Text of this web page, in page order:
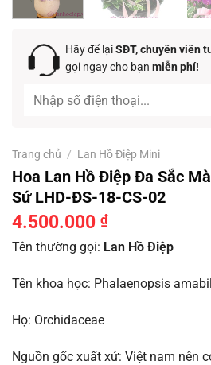
Hãy để lạiSĐT, chuyên viên
gọi ngay cho bạn miễn phí!
Trang chủ / Lan Hồ Điệp Mini
Hoa Lan Hồ Điệp Đa Sắc
Sứ LHD-ĐS-18-CS-02
4.500.000 ₫
Tên thường gọi: Lan Hồ Điệp
Tên khoa học: Phalaenopsis
Họ: Orchidaceae
Nguồn gốc xuất xứ: Việt nam nên